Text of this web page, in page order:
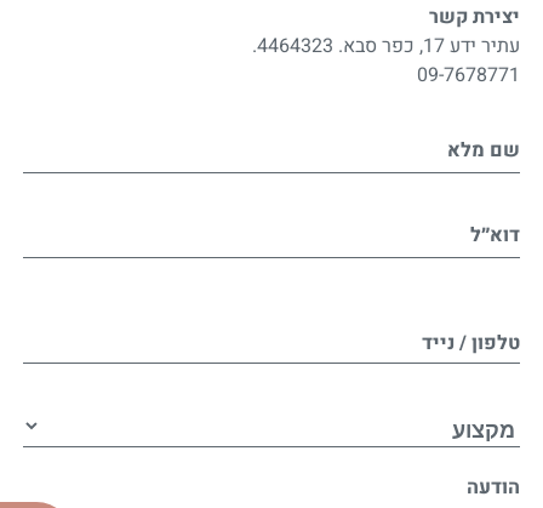
יצירת קשר
עתיר ידע 17, כפר סבא. 4464323.
09-7678771
שם מלא
דוא״ל
טלפון / נייד
הודעה